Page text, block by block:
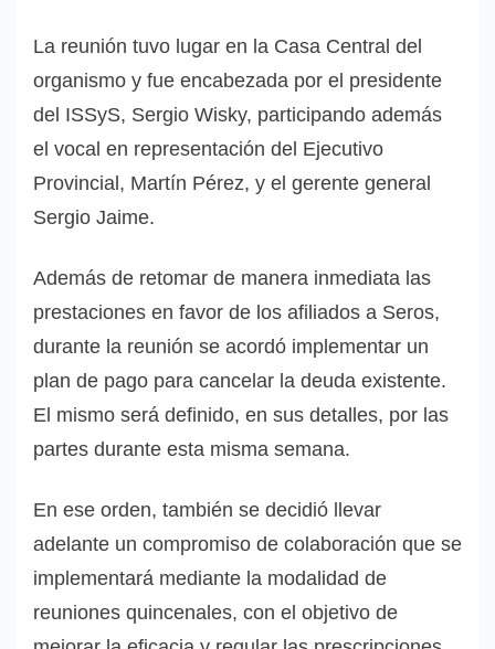
La reunión tuvo lugar en la Casa Central del
organismo y fue encabezada por el presidente
del ISSyS, Sergio Wisky, participando además
el vocal en representación del Ejecutivo
Provincial, Martín Pérez, y el gerente general
Sergio Jaime.
Además de retomar de manera inmediata las
prestaciones en favor de los afiliados a Seros,
durante la reunión se acordó implementar un
plan de pago para cancelar la deuda existente.
El mismo será definido, en sus detalles, por las
partes durante esta misma semana.
En ese orden, también se decidió llevar
adelante un compromiso de colaboración que se
implementará mediante la modalidad de
reuniones quincenales, con el objetivo de